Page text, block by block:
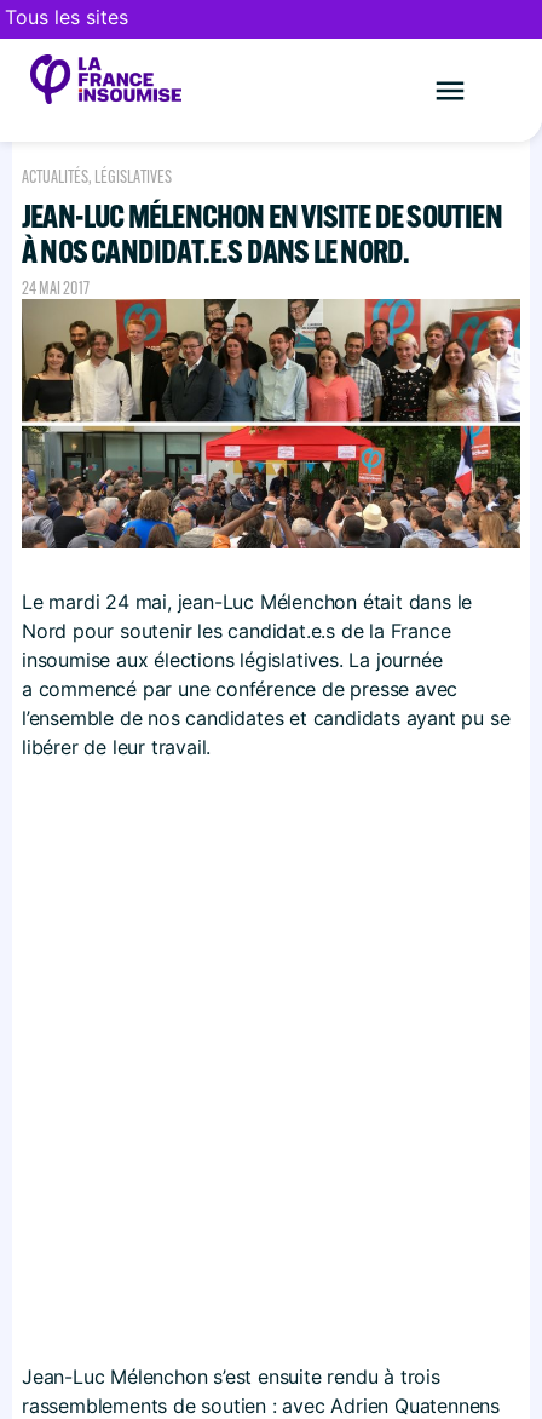
Tous les sites
ACTUALITÉS, LÉGISLATIVES
JEAN-LUC MÉLENCHON EN VISITE DE SOUTIEN
À NOS CANDIDAT.E.S DANS LE NORD.
24 MAI 2017
Le mardi 24 mai, jean-Luc Mélenchon était dans le
Nord pour soutenir les candidat.e.s de la France
insoumise aux élections législatives. La journée
a commencé par une conférence de presse avec
l’ensemble de nos candidates et candidats ayant pu se
libérer de leur travail.
Jean-Luc Mélenchon s’est ensuite rendu à trois
rassemblements de soutien : avec Adrien Quatennens